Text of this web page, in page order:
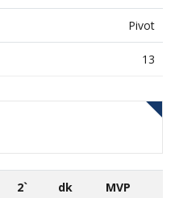
Pivot
13
2` dk MVP